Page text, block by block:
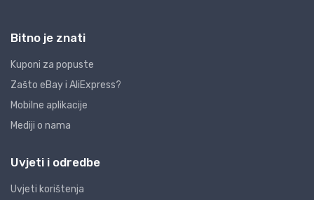
Bitno je znati
Kuponi za popuste
Zašto eBay i AliExpress?
Mobilne aplikacije
Mediji o nama
Uvjeti i odredbe
Uvjeti korištenja